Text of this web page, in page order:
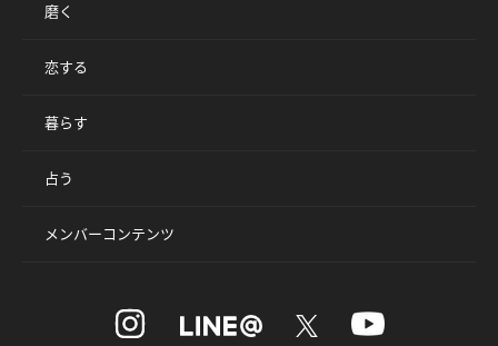
磨く
恋する
暮らす
占う
メンバーコンテンツ